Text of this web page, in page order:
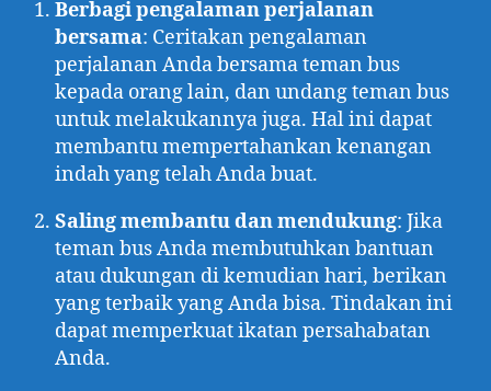
Berbagi pengalaman perjalanan
bersama: Ceritakan pengalaman
perjalanan Anda bersama teman bus
kepada orang lain, dan undang teman bus
untuk melakukannya juga. Hal ini dapat
membantu mempertahankan kenangan
indah yang telah Anda buat.
Saling membantu dan mendukung: Jika
teman bus Anda membutuhkan bantuan
atau dukungan di kemudian hari, berikan
yang terbaik yang Anda bisa. Tindakan ini
dapat memperkuat ikatan persahabatan
Anda.